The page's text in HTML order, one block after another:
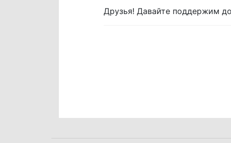
Друзья! Давайте поддержим